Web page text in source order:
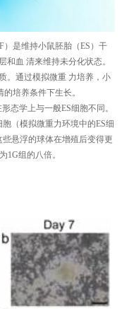
）是维持小鼠胚胎（ES）干
和血 清来维持未分化状态。
。通过模拟微重 力培养，小
培养条件下生长。
态学上与一般ES细胞不同。
（模拟微重力环境中的ES细
悬浮的球体在增殖后变得更
1G组的八倍。